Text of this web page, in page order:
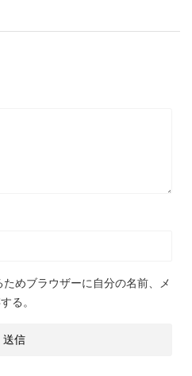
めブラウザーに自分の名前、メ
る。